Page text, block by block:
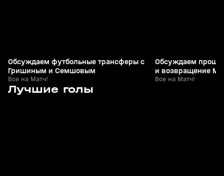
Обсуждаем футбольные трансферы с
Гришиным и Семшовым
Все на Матч!
Обсуждаем
и возвращение
Григоряном и
Все на Матч!
Лучшие голы
10 мая, 22:26